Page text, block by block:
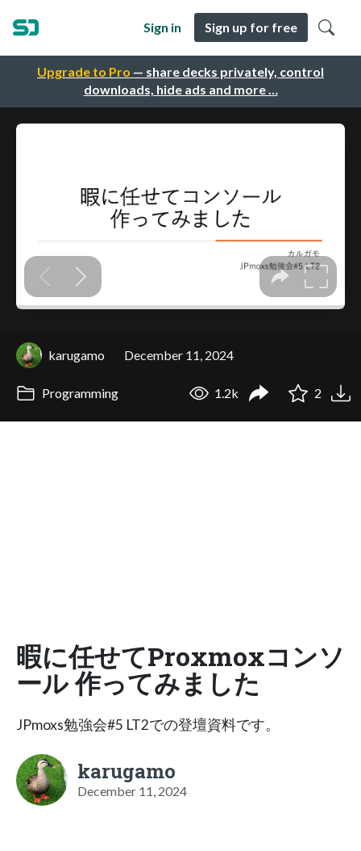
Upgrade to Pro — share decks privately, control
downloads, hide ads and more …
Sign in Sign up for free
karugamo December 11, 2024
Programming 1.2k 2
暇に任せてProxmoxコンソ
ール 作ってみました
JPmoxs勉強会#5 LT2での登壇資料です。
karugamo
December 11, 2024